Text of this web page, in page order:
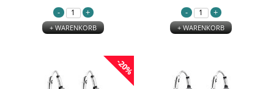
+ WARENKORB + WARENKORB
-20%